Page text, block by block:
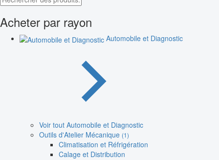
Acheter par rayon
Automobile et Diagnostic
Voir tout Automobile et Diagnostic
Outils d'Atelier Mécanique (1)
Climatisation et Réfrigération
Calage et Distribution